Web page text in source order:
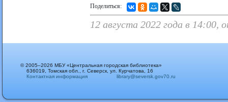
Поделиться:
12 августа 2022 года в 14:00,
© 2005–2026 МБУ «Центральная городская библиотека»
636019, Томская обл., г. Северск, ул. Курчатова, 16
Контактная информация
library@seversk.gov70.ru